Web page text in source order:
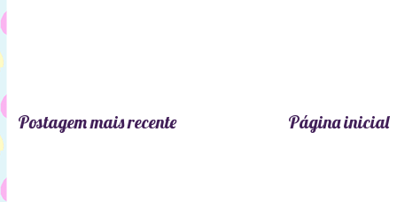
Postagem mais recente Página inicial